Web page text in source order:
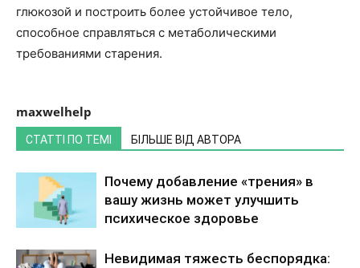
глюкозой и построить более устойчивое тело,
способное справляться с метаболическими
требованиями старения.
maxwelhelp
СТАТТІ ПО ТЕМІ БІЛЬШЕ ВІД АВТОРА
Почему добавление «трения» в
вашу жизнь может улучшить
психическое здоровье
Невидимая тяжесть беспорядка: